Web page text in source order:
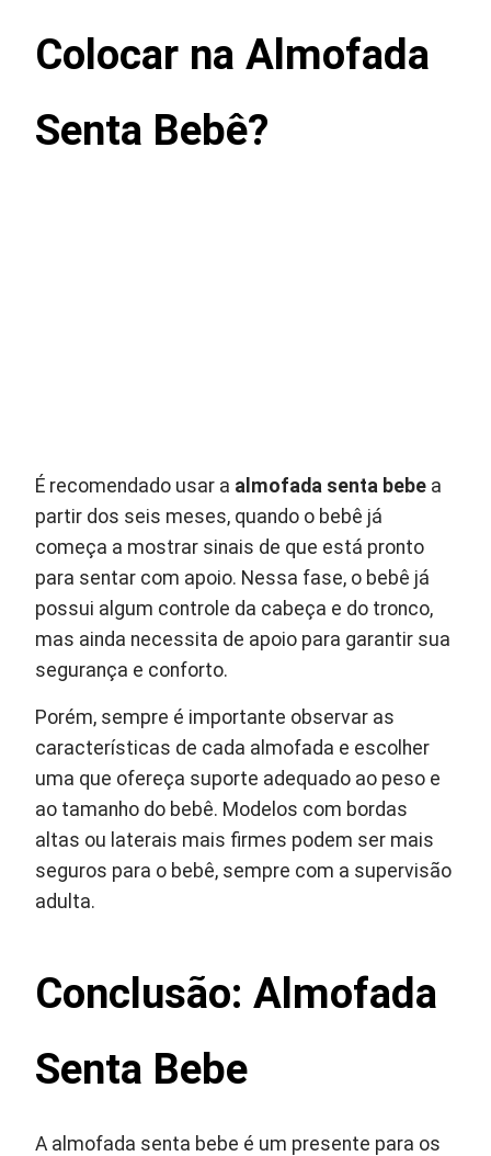
Colocar na Almofada
Senta Bebê?
É recomendado usar a almofada senta bebe a
partir dos seis meses, quando o bebê já
começa a mostrar sinais de que está pronto
para sentar com apoio. Nessa fase, o bebê já
possui algum controle da cabeça e do tronco,
mas ainda necessita de apoio para garantir sua
segurança e conforto.
Porém, sempre é importante observar as
características de cada almofada e escolher
uma que ofereça suporte adequado ao peso e
ao tamanho do bebê. Modelos com bordas
altas ou laterais mais firmes podem ser mais
seguros para o bebê, sempre com a supervisão
adulta.
Conclusão: Almofada
Senta Bebe
A almofada senta bebe é um presente para os